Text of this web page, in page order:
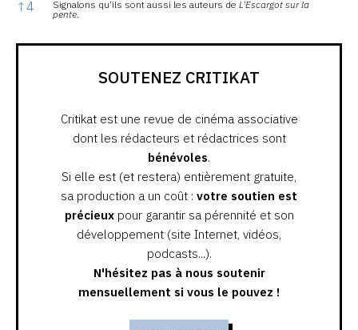
↑4 Signalons qu’ils sont aussi les auteurs de L’Escargot sur la
pente.
SOUTENEZ CRITIKAT
Critikat est une revue de cinéma associative
dont les rédacteurs et rédactrices sont
bénévoles.
Si elle est (et restera) entièrement gratuite,
sa production a un coût : votre soutien est
précieuxpour garantir sa pérennité et son
développement (site Internet, vidéos,
podcasts...).
N'hésitez pas à nous soutenir
mensuellement si vous le pouvez !